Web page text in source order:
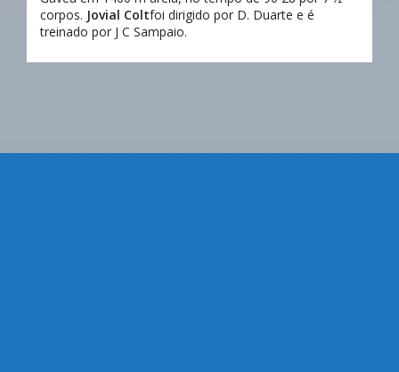
corpos. Jovial Coltfoi dirigido por D. Duarte e é
treinado por J C Sampaio.